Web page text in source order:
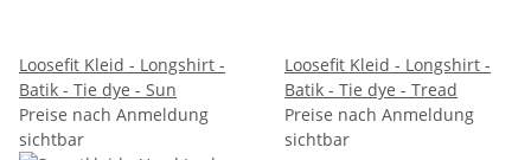
Loosefit Kleid - Longshirt -
Batik - Tie dye - Sun
Preise nach Anmeldung
sichtbar
Loosefit Kleid - Longshirt -
Batik - Tie dye - Tread
Preise nach Anmeldung
sichtbar